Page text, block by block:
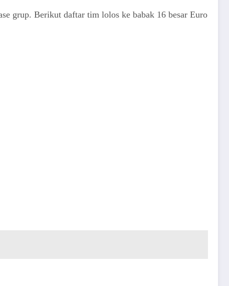
grup. Berikut daftar tim lolos ke babak 16 besar Euro